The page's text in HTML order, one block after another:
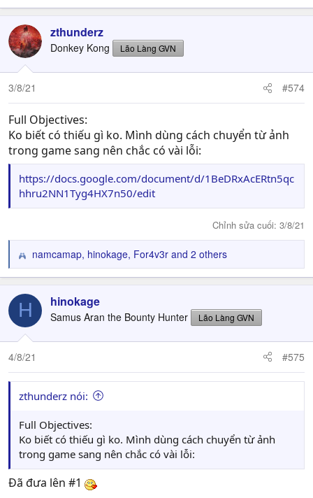
zthunderz
Donkey Kong Lão Làng GVN
3/8/21 #574
Full Objectives:
Ko biết có thiếu gì ko. Mình dùng cách chuyển từ ảnh
trong game sang nên chắc có vài lỗi:
https://docs.google.com/document/d/1BeDRxAcERtn5qc
hhru2NN1Tyg4HX7n50/edit
Chỉnh sửa cuối: 3/8/21
R
e
c
i
o
n
s
:
namcamap, hinokage, For4v3r and 2 others
H hinokage
Samus Aran the Bounty Hunter Lão Làng GVN
4/8/21 #575
zthunderz nói:
Full Objectives:
Ko biết có thiếu gì ko. Mình dùng cách chuyển từ ảnh
trong game sang nên chắc có vài lỗi:
Đã đưa lên #1